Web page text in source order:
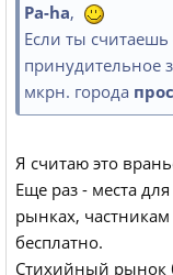
Pa-ha,
Если ты
принудительное
мкрн. города
Я считаю это
Еще раз - места
рынках,
бесплатно.
Стихийный рынок